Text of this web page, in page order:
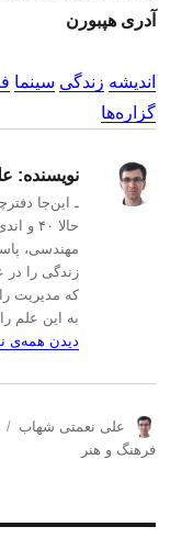
آدری هپبورن
اندیشه زندگی سینما
گزاره‌ها
نویسنده:
ـ این‌جا
حالا
مهندسی،
زندگی را
که مدیریت
به این علم
دیدن همه‌ی
ن
و
علی نعمتی شهاب
فرهنگ و هنر